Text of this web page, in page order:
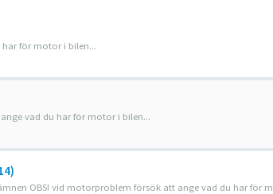
för motor i bilen...
vad du har för motor i bilen...
ämnen OBS! vid motorproblem försök att ange vad du har för m